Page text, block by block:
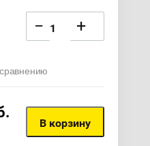
− +
В корзину